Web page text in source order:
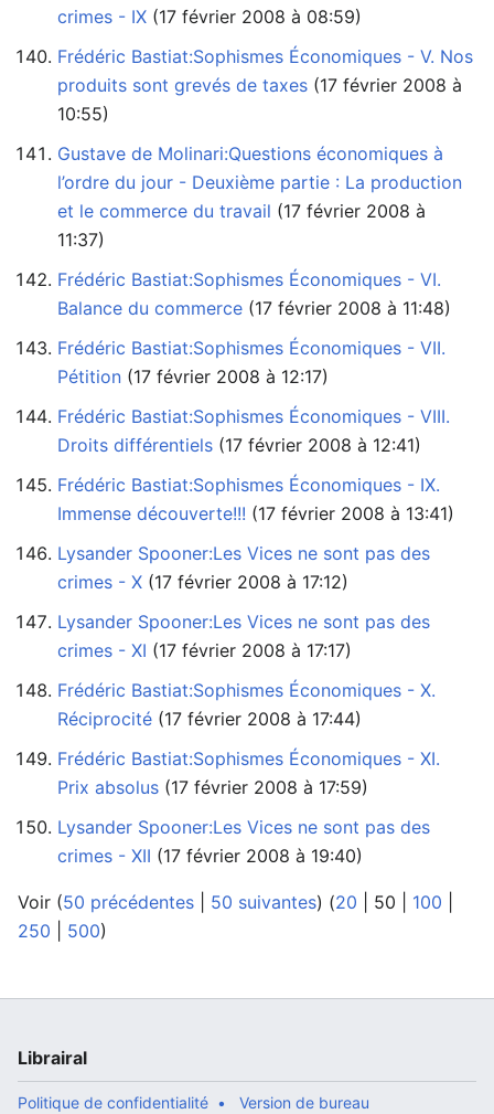
crimes - IX ‏‎ (17 février 2008 à 08:59)
Frédéric Bastiat:Sophismes Économiques - V. Nos
produits sont grevés de taxes
10:55)
Gustave de Molinari:Questions économiques à
l’ordre du jour - Deuxième partie : La production
et le commerce du travail
11:37)
Frédéric Bastiat:Sophismes Économiques - VI.
Balance du commerce ‏‎ (17 février 2008 à 11:48)
Frédéric Bastiat:Sophismes Économiques - VII.
Pétition ‏‎ (17 février 2008 à 12:17)
Frédéric Bastiat:Sophismes Économiques - VIII.
Droits différentiels ‏‎ (17 février 2008 à 12:41)
Frédéric Bastiat:Sophismes Économiques - IX.
Immense découverte!!! ‏‎ (17 février 2008 à 13:41)
Lysander Spooner:Les Vices ne sont pas des
crimes - X ‏‎ (17 février 2008 à 17:12)
Lysander Spooner:Les Vices ne sont pas des
crimes - XI ‏‎ (17 février 2008 à 17:17)
Frédéric Bastiat:Sophismes Économiques - X.
Réciprocité ‏‎ (17 février 2008 à 17:44)
Frédéric Bastiat:Sophismes Économiques - XI.
Prix absolus ‏‎ (17 février 2008 à 17:59)
Lysander Spooner:Les Vices ne sont pas des
crimes - XII ‏‎ (17 février 2008 à 19:40)
Voir (50 précédentes 50 suivantes) (20 50 100
250
500)
Librairal
Politique de confidentialité Version de bureau